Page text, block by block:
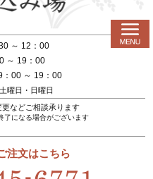
～ 12：00
～ 19：00
00 ～ 19：00
曜日・日曜日
などご相談承ります
になる場合がございます
注文はこちら